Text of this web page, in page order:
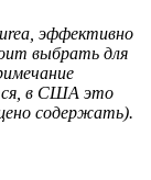
эффективно
выбрать для
в США это
содержать).